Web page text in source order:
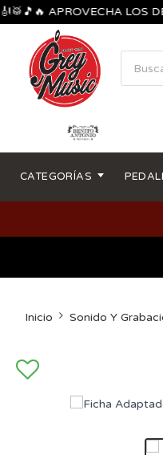
APROVECHA LOS
CATEGORÍAS
Inicio Sonido Y